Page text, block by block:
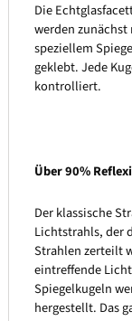
Die
werden
speziellem
geklebt. Jede
kontrolliert.
Über 90%
Der klassische
Lichtstrahls, der
Strahlen zerteilt
eintreffende
Spiegelkugeln
hergestellt. Das